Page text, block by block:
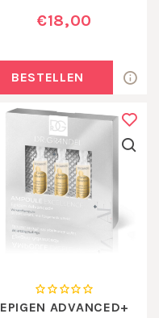
€18,00
BESTELLEN
EPIGEN ADVANCED+